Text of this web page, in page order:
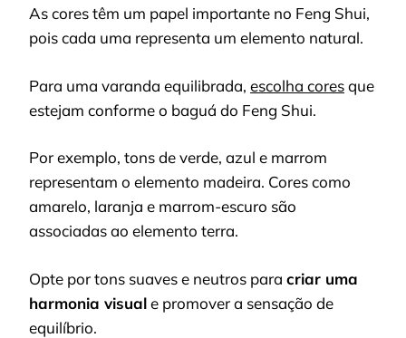
As cores têm um papel importante no Feng Shui,
pois cada uma representa um elemento natural.
Para uma varanda equilibrada, escolha coresque
estejam conforme o baguá do Feng Shui.
Por exemplo, tons de verde, azul e marrom
representam o elemento madeira. Cores como
amarelo, laranja e marrom-escuro são
associadas ao elemento terra.
Opte por tons suaves e neutros para criar uma
harmonia visuale promover a sensação de
equilíbrio.